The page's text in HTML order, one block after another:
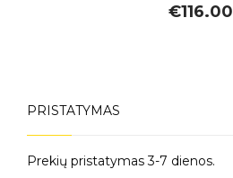
€116.00
PRISTATYMAS
Prekių pristatymas 3-7 dienos.